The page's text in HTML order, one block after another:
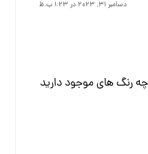
دسامبر ۳۱, ۲۰۲۳ در ۱:۲۳ ب.ظ
رنگ های موجود دارید